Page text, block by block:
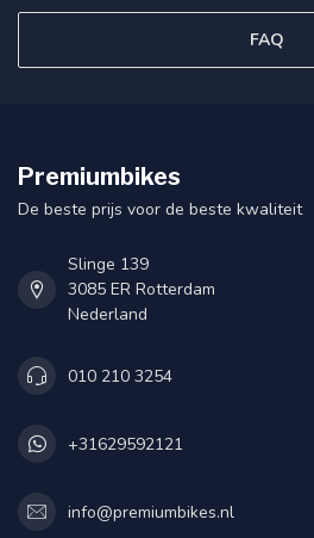
FAQ
Premiumbikes
De beste prijs voor de beste kwaliteit
Slinge 139
3085 ER Rotterdam
Nederland
010 210 3254
+31629592121
info@premiumbikes.nl